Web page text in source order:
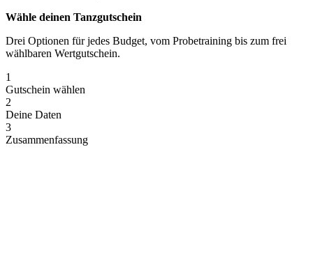
Wähle deinen Tanzgutschein
Drei Optionen für jedes Budget, vom Probetraining bis zum frei
wählbaren Wertgutschein.
1
Gutschein wählen
2
Deine Daten
3
Zusammenfassung